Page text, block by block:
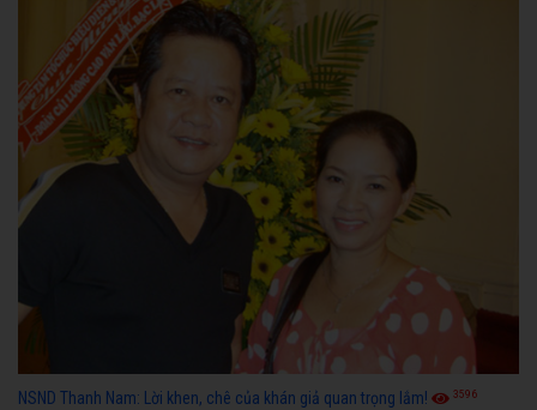
NSND Thanh Nam: Lời khen, chê của khán giả quan trọng lắm! 3596